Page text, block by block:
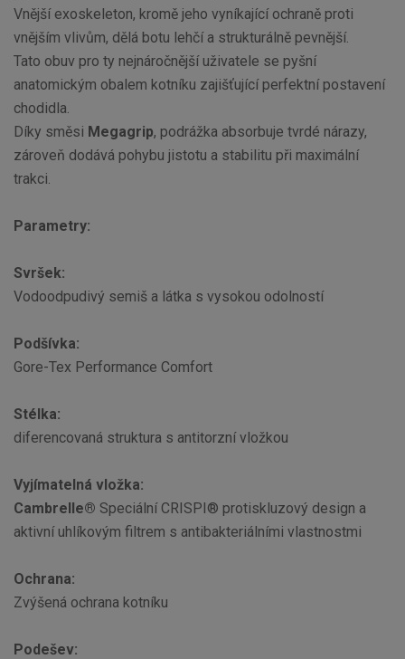
Vnější exoskeleton, kromě jeho vyníkající ochraně proti
vnějším vlivům, dělá botu lehčí a strukturálně pevnější.
Tato obuv pro ty nejnáročnější uživatele se pyšní
anatomickým obalem kotníku zajišťující perfektní postavení
chodidla.
Díky směsi Megagrip, podrážka absorbuje tvrdé nárazy,
zároveň dodává pohybu jistotu a stabilitu při maximální
trakci.
Parametry:
Svršek:
Vodoodpudivý semiš a látka s vysokou odolností
Podšívka:
Gore-Tex Performance Comfort
Stélka:
diferencovaná struktura s antitorzní vložkou
Vyjímatelná vložka:
Cambrelle® Speciální CRISPI® protiskluzový design a
aktivní uhlíkovým filtrem s antibakteriálními vlastnostmi
Ochrana:
Zvýšená ochrana kotníku
Podešev: